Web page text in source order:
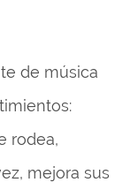
de música
rodea,
mejora sus